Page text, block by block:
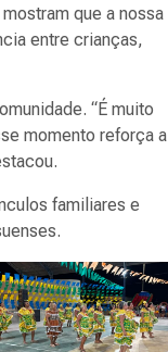
que a nossa
entre crianças,
“É muito
momento reforça a
familiares e